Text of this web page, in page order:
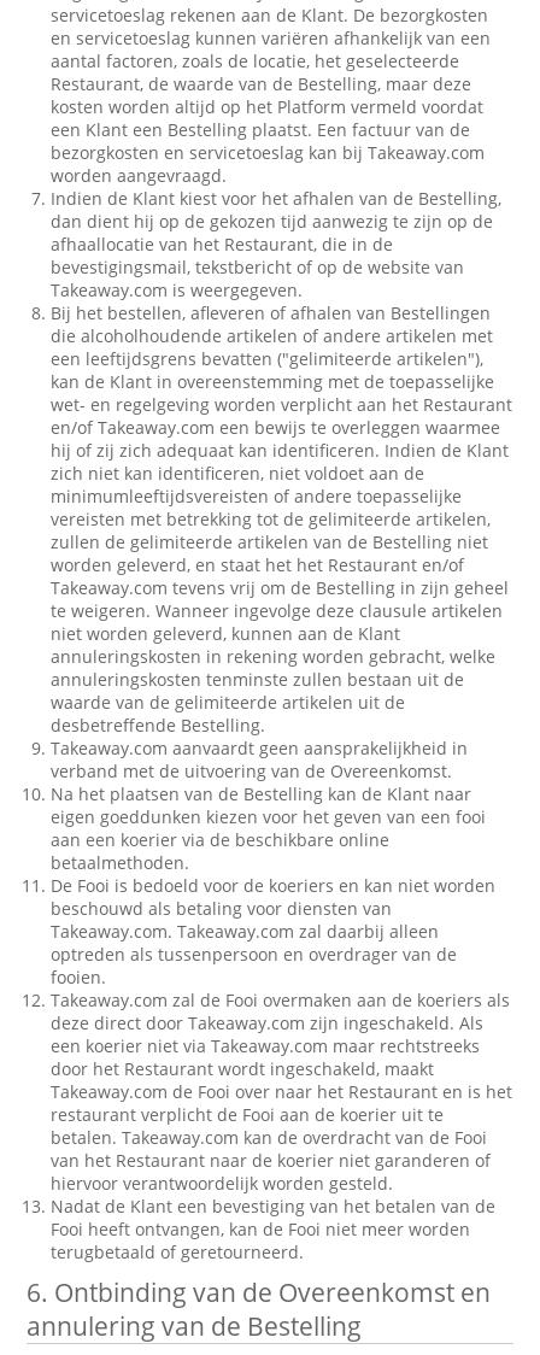
servicetoeslag rekenen aan de Klant. De bezorgkosten
en servicetoeslag kunnen variëren afhankelijk van een
aantal factoren, zoals de locatie, het geselecteerde
Restaurant, de waarde van de Bestelling, maar deze
kosten worden altijd op het Platform vermeld voordat
een Klant een Bestelling plaatst. Een factuur van de
bezorgkosten en servicetoeslag kan bij Takeaway.com
worden aangevraagd.
Indien de Klant kiest voor het afhalen van de Bestelling,
dan dient hij op de gekozen tijd aanwezig te zijn op de
afhaallocatie van het Restaurant, die in de
bevestigingsmail, tekstbericht of op de website van
Takeaway.com is weergegeven.
Bij het bestellen, afleveren of afhalen van Bestellingen
die alcoholhoudende artikelen of andere artikelen met
een leeftijdsgrens bevatten ("gelimiteerde artikelen"),
kan de Klant in overeenstemming met de toepasselijke
wet- en regelgeving worden verplicht aan het Restaurant
en/of Takeaway.com een bewijs te overleggen waarmee
hij of zij zich adequaat kan identificeren. Indien de Klant
zich niet kan identificeren, niet voldoet aan de
minimumleeftijdsvereisten of andere toepasselijke
vereisten met betrekking tot de gelimiteerde artikelen,
zullen de gelimiteerde artikelen van de Bestelling niet
worden geleverd, en staat het het Restaurant en/of
Takeaway.com tevens vrij om de Bestelling in zijn geheel
te weigeren. Wanneer ingevolge deze clausule artikelen
niet worden geleverd, kunnen aan de Klant
annuleringskosten in rekening worden gebracht, welke
annuleringskosten tenminste zullen bestaan uit de
waarde van de gelimiteerde artikelen uit de
desbetreffende Bestelling.
Takeaway.com aanvaardt geen aansprakelijkheid in
verband met de uitvoering van de Overeenkomst.
Na het plaatsen van de Bestelling kan de Klant naar
eigen goeddunken kiezen voor het geven van een fooi
aan een koerier via de beschikbare online
betaalmethoden.
De Fooi is bedoeld voor de koeriers en kan niet worden
beschouwd als betaling voor diensten van
Takeaway.com. Takeaway.com zal daarbij alleen
optreden als tussenpersoon en overdrager van de
fooien.
Takeaway.com zal de Fooi overmaken aan de koeriers als
deze direct door Takeaway.com zijn ingeschakeld. Als
een koerier niet via Takeaway.com maar rechtstreeks
door het Restaurant wordt ingeschakeld, maakt
Takeaway.com de Fooi over naar het Restaurant en is het
restaurant verplicht de Fooi aan de koerier uit te
betalen. Takeaway.com kan de overdracht van de Fooi
van het Restaurant naar de koerier niet garanderen of
hiervoor verantwoordelijk worden gesteld.
Nadat de Klant een bevestiging van het betalen van de
Fooi heeft ontvangen, kan de Fooi niet meer worden
terugbetaald of geretourneerd.
6. Ontbinding van de Overeenkomst en
annulering van de Bestelling